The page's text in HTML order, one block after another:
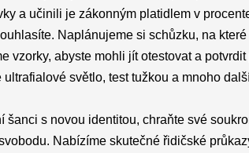
a učinili je zákonným platidlem v
Naplánujeme si schůzku, na
vzorky, abyste mohli jít otestovat a
ultrafialové světlo, test tužkou a mnoho
šanci s novou identitou, chraňte své
Nabízíme skutečné řidičské